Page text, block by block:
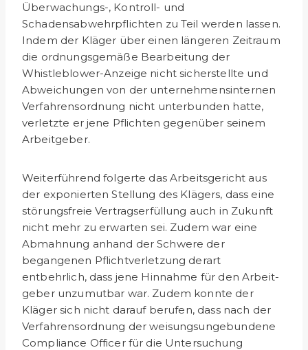
Überwachungs-, Kontroll- und
Schadensabwehrpflichten zu Teil werden lassen.
Indem der Kläger über einen längeren Zeitraum
die ordnungs­gemäße Bearbeitung der
Whistleblower-Anzeige nicht sicher­stellte und
Abweichungen von der unternehmensinternen
Verfahrensordnung nicht unterbunden hatte,
verletzte er jene Pflichten gegenüber seinem
Arbeitgeber.
Weiterführend folgerte das Arbeitsgericht aus
der exponierten Stellung des Klägers, dass eine
störungsfreie Vertragserfüllung auch in Zukunft
nicht mehr zu erwarten sei. Zudem war eine
Abmahnung anhand der Schwere der
begangenen Pflichtver­letzung derart
entbehrlich, dass jene Hinnahme für den Arbeit­
geber unzumutbar war. Zudem konnte der
Kläger sich nicht darauf berufen, dass nach der
Verfahrensordnung der wei­sungsungebundene
Compliance Officer für die Untersuchung